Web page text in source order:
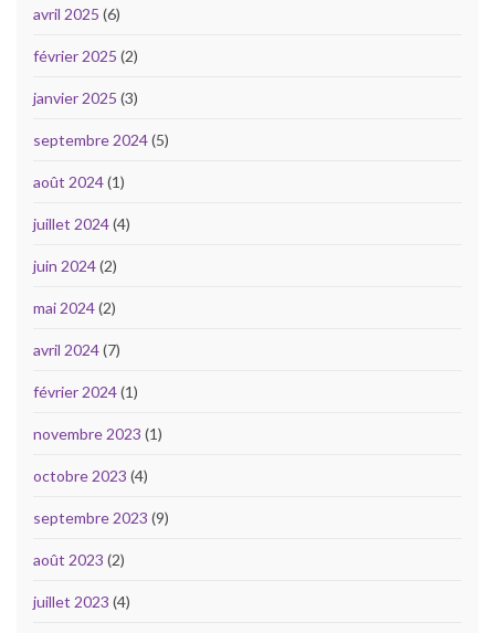
avril 2025 (6)
février 2025 (2)
janvier 2025 (3)
septembre 2024(5)
août 2024(1)
juillet 2024(4)
juin 2024(2)
mai 2024(2)
avril 2024(7)
février 2024(1)
novembre 2023 (1)
octobre 2023 (4)
septembre 2023 (9)
août 2023 (2)
juillet 2023 (4)